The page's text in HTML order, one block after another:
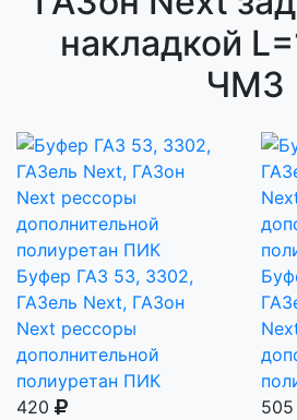
накладкой
ЧМЗ
Буфер ГАЗ 53, 3302,
ГАЗель Next, ГАЗон
Next рессоры
дополнительной
полиуретан ПИК
420
505